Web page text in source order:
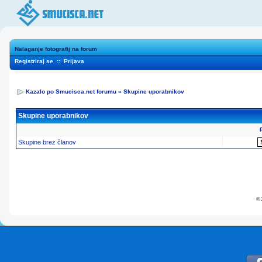
Nalaganje fotografij na forum
Registriraj se :: Prijava
Kazalo po Smucisca.net forumu » Skupine uporabnikov
Skupine uporabnikov
Skupine brez članov
©